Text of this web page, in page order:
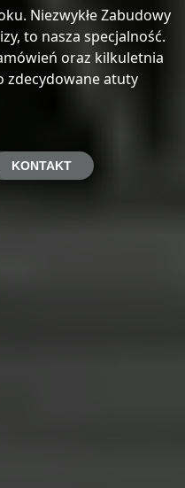
Niezwykłe Zabudowy
to nasza specjalność.
oraz kilkuletnia
zdecydowane atuty
KONTAKT